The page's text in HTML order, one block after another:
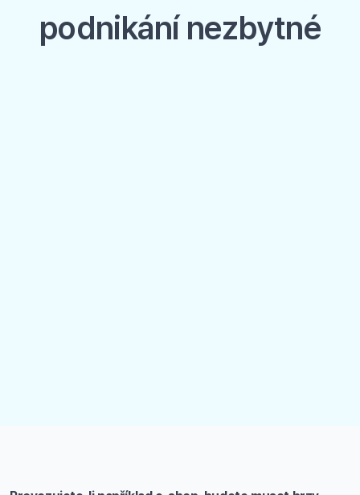
podnikání nezbytné